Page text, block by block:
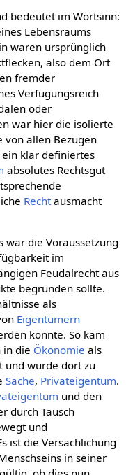
bedeutet im Wortsinn:
Lebensraums
waren ursprünglich
also dem Ort
fremder
Verfügungsreich
oder
war hier die isolierte
von allen Bezügen
klar definiertes
absolutes Rechtsgut
Rechtausmacht
war die Voraussetzung
im
Feudalrecht aus
begründen sollte.
als
Eigentümern
konnte. So kam
in die Ökonomie als
wurde dort zu
Sache, Privateigentum.
und den
durch Tausch
und
ist die Versachlichung
in seiner